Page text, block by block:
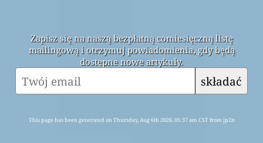
Zapisz się na naszą bezpłatną comiesięczną listę
mailingową i otrzymuj powiadomienia, gdy będą
dostępne nowe artykuły.
składać
This page has been generated on Thursday, Aug 6th 2026, 05:37 am CST from jp2n